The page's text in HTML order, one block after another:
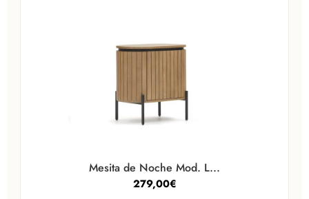
Mesita de Noche Mod. L...
279,00€